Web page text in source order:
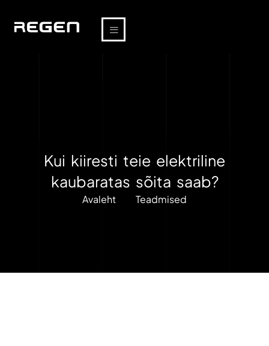
Kui kiiresti teie elektriline
kaubaratas sõita saab?
Avaleht Teadmised